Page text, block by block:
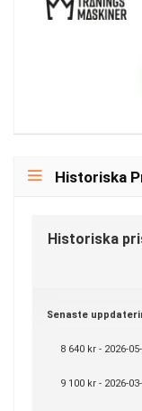
Historiska
Historiska
Senaste
8 640 kr - 2026-
9 100 kr - 2026-